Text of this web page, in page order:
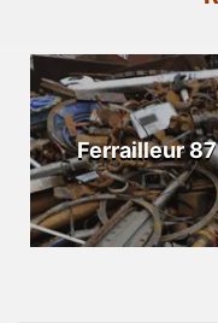
Ferrailleur 87